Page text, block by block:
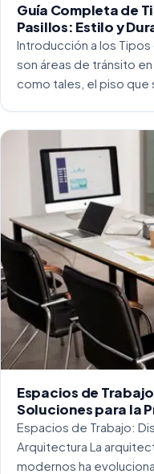
Guía Completa de
Pasillos: Estilo y
Introducción a los Tipos
son áreas de tránsito
como tales, el piso
Espacios de
Soluciones para la
Espacios de Trabajo:
Arquitectura La
modernos ha